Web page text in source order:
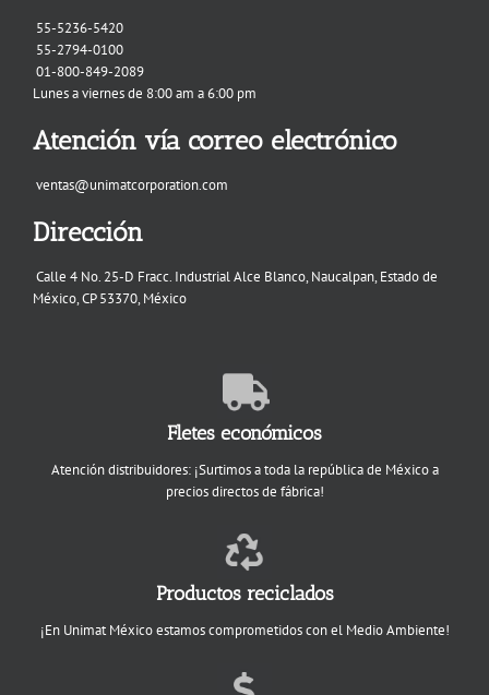
55-5236-5420
55-2794-0100
01-800-849-2089
Lunes a viernes de 8:00 am a 6:00 pm
Atención vía correo electrónico
ventas@unimatcorporation.com
Dirección
Calle 4 No. 25-D Fracc. Industrial Alce Blanco, Naucalpan, Estado de
México, CP 53370, México
Fletes económicos
Atención distribuidores: ¡Surtimos a toda la república de México a
precios directos de fábrica!
Productos reciclados
¡En Unimat México estamos comprometidos con el Medio Ambiente!